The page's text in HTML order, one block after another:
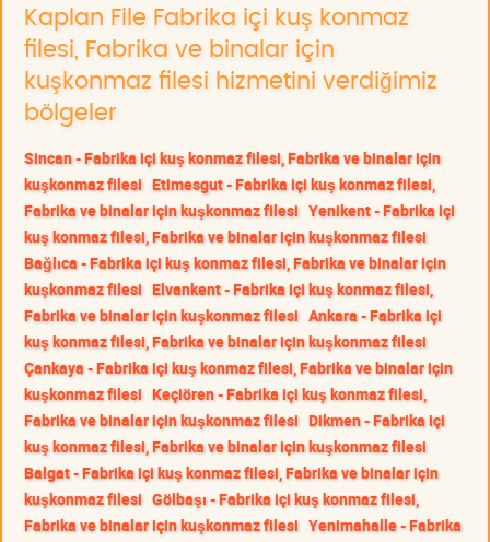
Kaplan File Fabrika içi kuş konmaz
filesi, Fabrika ve binalar için
kuşkonmaz filesi hizmetini verdiğimiz
bölgeler
Sincan - Fabrika içi kuş konmaz filesi, Fabrika ve binalar için
kuşkonmaz filesi Etimesgut - Fabrika içi kuş konmaz filesi,
Fabrika ve binalar için kuşkonmaz filesi Yenikent - Fabrika içi
kuş konmaz filesi, Fabrika ve binalar için kuşkonmaz filesi
Bağlıca - Fabrika içi kuş konmaz filesi, Fabrika ve binalar için
kuşkonmaz filesi Elvankent - Fabrika içi kuş konmaz filesi,
Fabrika ve binalar için kuşkonmaz filesi Ankara - Fabrika içi
kuş konmaz filesi, Fabrika ve binalar için kuşkonmaz filesi
Çankaya - Fabrika içi kuş konmaz filesi, Fabrika ve binalar için
kuşkonmaz filesi Keçiören - Fabrika içi kuş konmaz filesi,
Fabrika ve binalar için kuşkonmaz filesi Dikmen - Fabrika içi
kuş konmaz filesi, Fabrika ve binalar için kuşkonmaz filesi
Balgat - Fabrika içi kuş konmaz filesi, Fabrika ve binalar için
kuşkonmaz filesi Gölbaşı - Fabrika içi kuş konmaz filesi,
Fabrika ve binalar için kuşkonmaz filesi Yenimahalle - Fabrika